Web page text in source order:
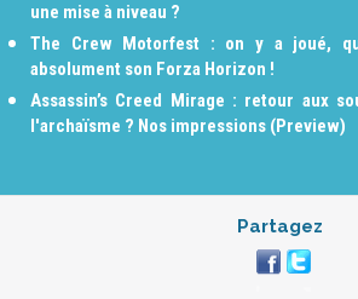
une mise à niveau ?
The Crew Motorfest : on y a joué,
absolument son Forza Horizon !
Assassin’s Creed Mirage : retour aux
l'archaïsme ? Nos impressions (Preview)
Partagez